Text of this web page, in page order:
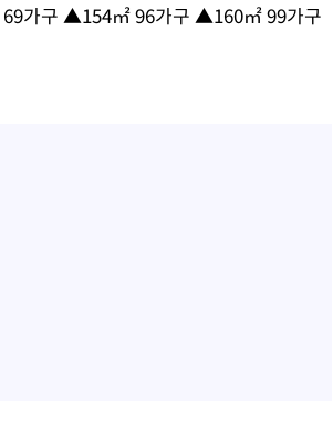
가구 ▲154㎡ 96가구 ▲160㎡ 99가구